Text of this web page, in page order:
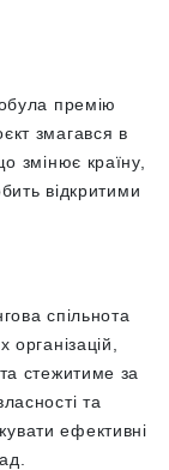
премію
змагався в
змінює країну,
відкритими
спільнота
стежитиме за
та
ефективні